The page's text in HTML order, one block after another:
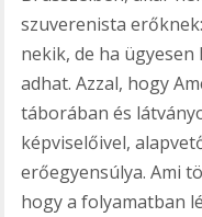
szuverenista
nekik, de ha
adhat. Azzal, hogy
táborában és
képviselőivel,
erőegyensúlya. Ami
hogy a folyamatban